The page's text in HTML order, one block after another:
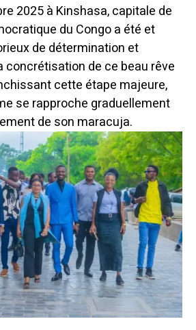
2025 à Kinshasa, capitale de
du Congo a été et
de détermination et
concrétisation de ce beau rêve
cette étape majeure,
se rapproche graduellement
de son maracuja.